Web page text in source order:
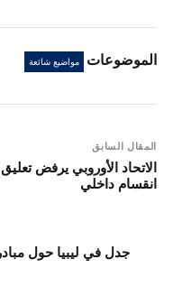
الموضوعات مواضيع شائعة
المقال السابق
الاتحاد الأوروبي يرفض
انقسام داخلي
جدل في ليبيا حول